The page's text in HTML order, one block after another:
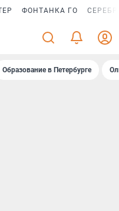
ФОНТАНКА ГО
Образование в Петербурге